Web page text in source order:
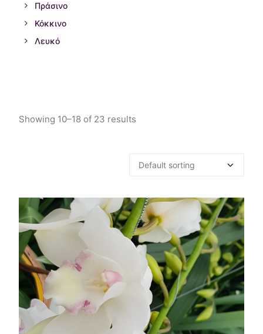
Πράσινο
Κόκκινο
Λευκό
Showing 10–18 of 23 results